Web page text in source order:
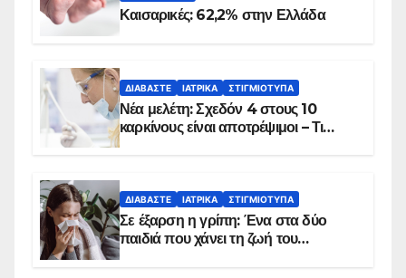
Καισαρικές: 62,2% στην Ελλάδα
ΔΙΑΒΆΣΤΕ ΙΑΤΡΙΚΆ ΣΤΙΓΜΙΌΤΥΠΑ
Νέα μελέτη: Σχεδόν 4 στους 10
καρκίνους είναι αποτρέψιμοι – Τι
ΔΙΑΒΆΣΤΕ ΙΑΤΡΙΚΆ ΣΤΙΓΜΙΌΤΥΠΑ
Σε έξαρση η γρίπη: Ένα στα δύο
παιδιά που χάνει τη ζωή του